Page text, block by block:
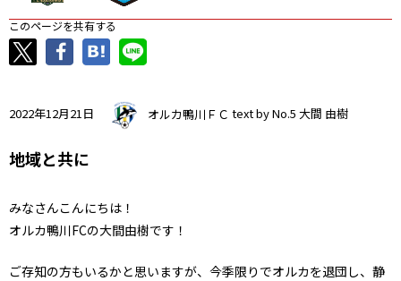
このページを共有する
2022年12月21日 オルカ鴨川ＦＣ text by No.5 大間 由樹
地域と共に
みなさんこんにちは！
オルカ鴨川FCの大間由樹です！
ご存知の方もいるかと思いますが、今季限りでオルカを退団し、静